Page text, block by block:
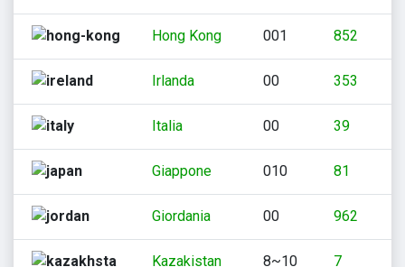
Hong Kong 001 852
Irlanda 00 353
Italia 00 39
Giappone 010 81
Giordania 00 962
Kazakistan 8~10 7